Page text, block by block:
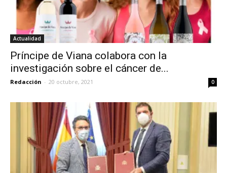
Actualidad
Príncipe de Viana colabora con la
investigación sobre el cáncer de...
Redacción - 20 octubre, 2021 0